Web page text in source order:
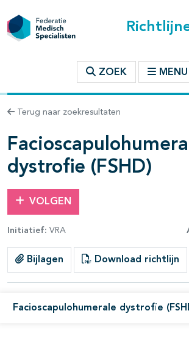
ZOEK MENU
Terug naar zoekresultaten
dystrofie (FSHD)
VOLGEN
Initiatief: VRA
Bijlagen Download richtlijn
Facioscapulohumerale dystrofie
binnen deze richtlijn
open- en dichtklappen
open- en dichtklappen